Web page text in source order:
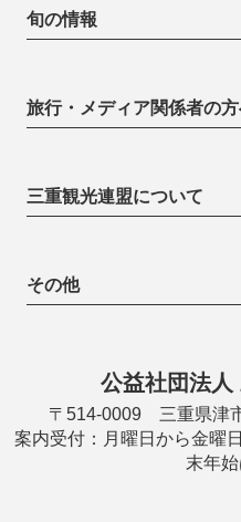
旬の情報
旅行・メディア関係者の
三重観光連盟について
その他
公益社団法人
〒514-0009 三重県津
案内受付：月曜日から金曜
末年始